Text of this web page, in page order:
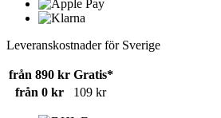
Leveranskostnader för Sverige
från 890 kr Gratis*
från 0 kr
109 kr